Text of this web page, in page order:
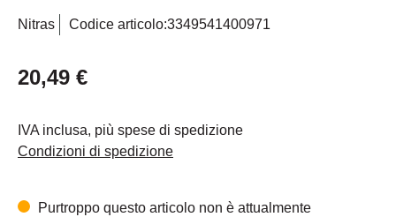
Nitras Codice articolo:3349541400971
20,49 €
IVA inclusa, più spese di spedizione
Condizioni di spedizione
Purtroppo questo articolo non è attualmente